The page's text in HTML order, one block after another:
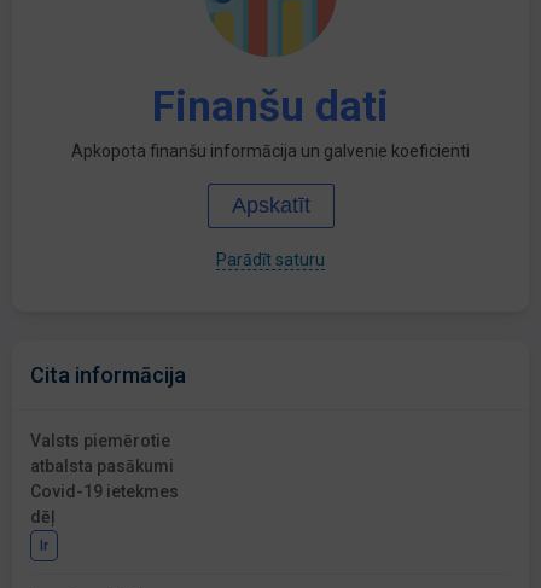
Finanšu dati
Apkopota finanšu informācija un galvenie koeficienti
Apskatīt
Parādīt saturu
Cita informācija
Valsts piemērotie
atbalsta pasākumi
Covid-19 ietekmes
dēļ
Ir